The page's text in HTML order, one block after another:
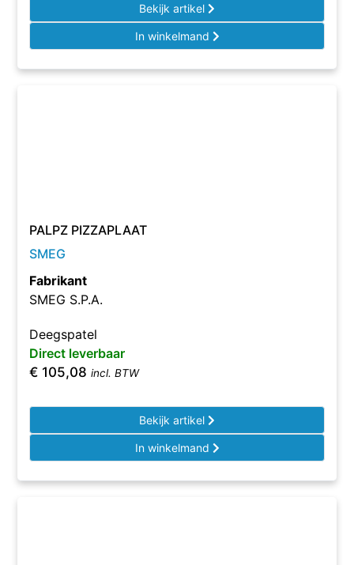
Bekijk artikel
In winkelmand
PALPZ PIZZAPLAAT
SMEG
Fabrikant
SMEG S.P.A.
Deegspatel
Direct leverbaar
€ 105,08 incl. BTW
Bekijk artikel
In winkelmand